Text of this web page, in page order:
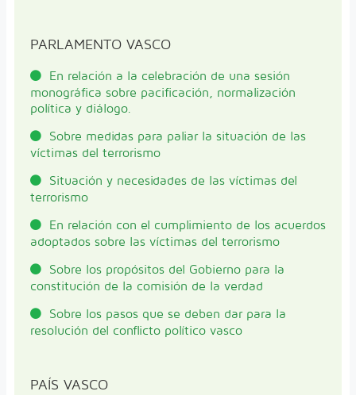
PARLAMENTO VASCO
En relación a la celebración de una sesión
monográfica sobre pacificación, normalización
política y diálogo.
Sobre medidas para paliar la situación de las
víctimas del terrorismo
Situación y necesidades de las víctimas del
terrorismo
En relación con el cumplimiento de los acuerdos
adoptados sobre las víctimas del terrorismo
Sobre los propósitos del Gobierno para la
constitución de la comisión de la verdad
Sobre los pasos que se deben dar para la
resolución del conflicto político vasco
PAÍS VASCO